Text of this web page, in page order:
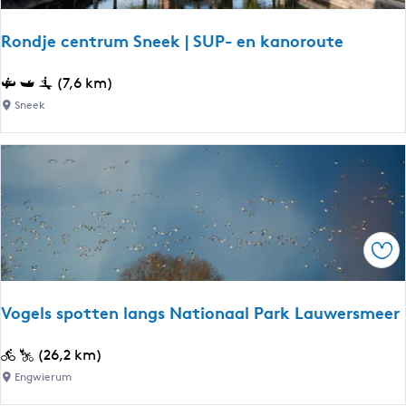
/
e
e
e
l
|
w
a
n
e
e
n
Rondje centrum Sneek | SUP- en kanoroute
R
o
d
e
c
e
n
t
u
S
n
(7,6 km)
Sneek
Vogels spotten langs Nationaal Park Lauwersmeer
V
o
(26,2 km)
Engwierum